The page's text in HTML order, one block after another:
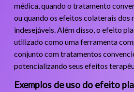
médica, quando o tratamento
ou quando os efeitos colaterais dos
indesejáveis. Além disso, o efeito
utilizado como uma ferramenta
conjunto com tratamentos
potencializando seus efeitos
Exemplos de uso do efeito